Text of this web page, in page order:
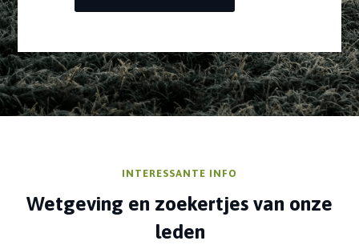
INTERESSANTE INFO
Wetgeving en zoekertjes van onze
leden